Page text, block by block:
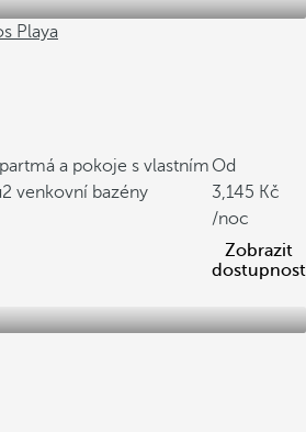
Playa
a pokoje s vlastním
2 venkovní bazény
Od
3,145
/noc
Zobrazit
dostupnost